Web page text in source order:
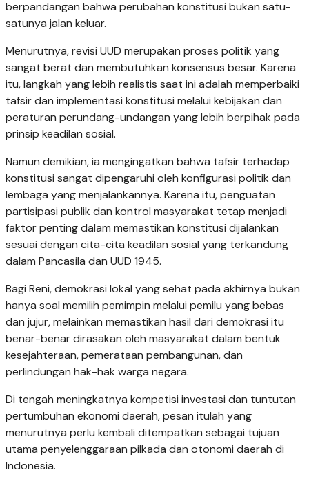
berpandangan bahwa perubahan konstitusi bukan satu-
satunya jalan keluar.
Menurutnya, revisi UUD merupakan proses politik yang
sangat berat dan membutuhkan konsensus besar. Karena
itu, langkah yang lebih realistis saat ini adalah memperbaiki
tafsir dan implementasi konstitusi melalui kebijakan dan
peraturan perundang-undangan yang lebih berpihak pada
prinsip keadilan sosial.
Namun demikian, ia mengingatkan bahwa tafsir terhadap
konstitusi sangat dipengaruhi oleh konfigurasi politik dan
lembaga yang menjalankannya. Karena itu, penguatan
partisipasi publik dan kontrol masyarakat tetap menjadi
faktor penting dalam memastikan konstitusi dijalankan
sesuai dengan cita-cita keadilan sosial yang terkandung
dalam Pancasila dan UUD 1945.
Bagi Reni, demokrasi lokal yang sehat pada akhirnya bukan
hanya soal memilih pemimpin melalui pemilu yang bebas
dan jujur, melainkan memastikan hasil dari demokrasi itu
benar-benar dirasakan oleh masyarakat dalam bentuk
kesejahteraan, pemerataan pembangunan, dan
perlindungan hak-hak warga negara.
Di tengah meningkatnya kompetisi investasi dan tuntutan
pertumbuhan ekonomi daerah, pesan itulah yang
menurutnya perlu kembali ditempatkan sebagai tujuan
utama penyelenggaraan pilkada dan otonomi daerah di
Indonesia.